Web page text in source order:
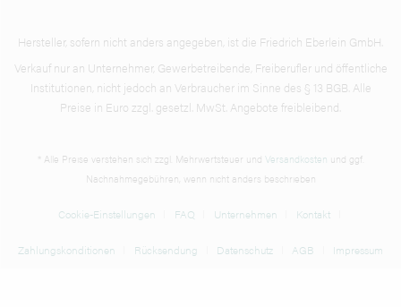
Hersteller, sofern nicht anders angegeben, ist die Friedrich Eberlein GmbH.
Verkauf nur an Unternehmer, Gewerbetreibende, Freiberufler und öffentliche
Institutionen, nicht jedoch an Verbraucher im Sinne des § 13 BGB. Alle
Preise in Euro zzgl. gesetzl. MwSt. Angebote freibleibend.
* Alle Preise verstehen sich zzgl. Mehrwertsteuer und Versandkosten und ggf.
Nachnahmegebühren, wenn nicht anders beschrieben
Cookie-Einstellungen FAQ Unternehmen Kontakt
Zahlungskonditionen Rücksendung Datenschutz AGB Impressum